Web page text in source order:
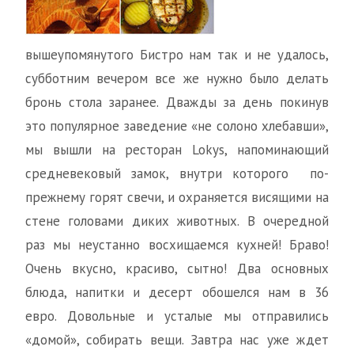
вышеупомянутого Бистро нам так и не удалось,
субботним вечером все же нужно было делать
бронь стола заранее. Дважды за день покинув
это популярное заведение «не солоно хлебавши»,
мы вышли на ресторан Lokys, напоминающий
средневековый замок, внутри которого по-
прежнему горят свечи, и охраняется висящими на
стене головами диких животных. В очередной
раз мы неустанно восхищаемся кухней! Браво!
Очень вкусно, красиво, сытно! Два основных
блюда, напитки и десерт обошелся нам в 36
евро. Довольные и усталые мы отправились
«домой», собирать вещи. Завтра нас уже ждет